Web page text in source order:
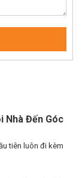
Nhà Đến Góc
tiên luôn đi kèm